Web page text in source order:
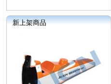
新上架商品